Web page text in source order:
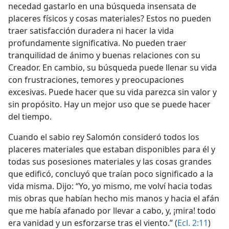
necedad gastarlo en una búsqueda insensata de
placeres físicos y cosas materiales? Estos no pueden
traer satisfacción duradera ni hacer la vida
profundamente significativa. No pueden traer
tranquilidad de ánimo y buenas relaciones con su
Creador. En cambio, su búsqueda puede llenar su vida
con frustraciones, temores y preocupaciones
excesivas. Puede hacer que su vida parezca sin valor y
sin propósito. Hay un mejor uso que se puede hacer
del tiempo.
Cuando el sabio rey Salomón consideró todos los
placeres materiales que estaban disponibles para él y
todas sus posesiones materiales y las cosas grandes
que edificó, concluyó que traían poco significado a la
vida misma. Dijo: “Yo, yo mismo, me volví hacia todas
mis obras que habían hecho mis manos y hacia el afán
que me había afanado por llevar a cabo, y, ¡mira! todo
era vanidad y un esforzarse tras el viento.” (Ecl. 2:11)